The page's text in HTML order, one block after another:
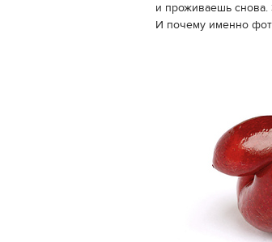
и проживаешь
И почему именно